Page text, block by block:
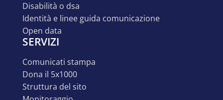
disabilità o dsa
identità e linee guida comunicazione
open data
SERVIZI
comunicati stampa
dona il 5x1000
struttura del sito